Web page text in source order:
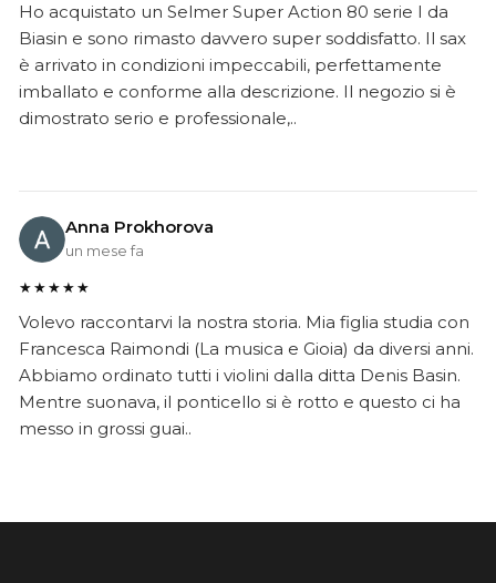
Ho acquistato un Selmer Super Action 80 serie I da
Biasin e sono rimasto davvero super soddisfatto. Il sax
è arrivato in condizioni impeccabili, perfettamente
imballato e conforme alla descrizione. Il negozio si è
dimostrato serio e professionale,..
Anna Prokhorova
un mese fa
★★★★★
Volevo raccontarvi la nostra storia. Mia figlia studia con
Francesca Raimondi (La musica e Gioia) da diversi anni.
Abbiamo ordinato tutti i violini dalla ditta Denis Basin.
Mentre suonava, il ponticello si è rotto e questo ci ha
messo in grossi guai..